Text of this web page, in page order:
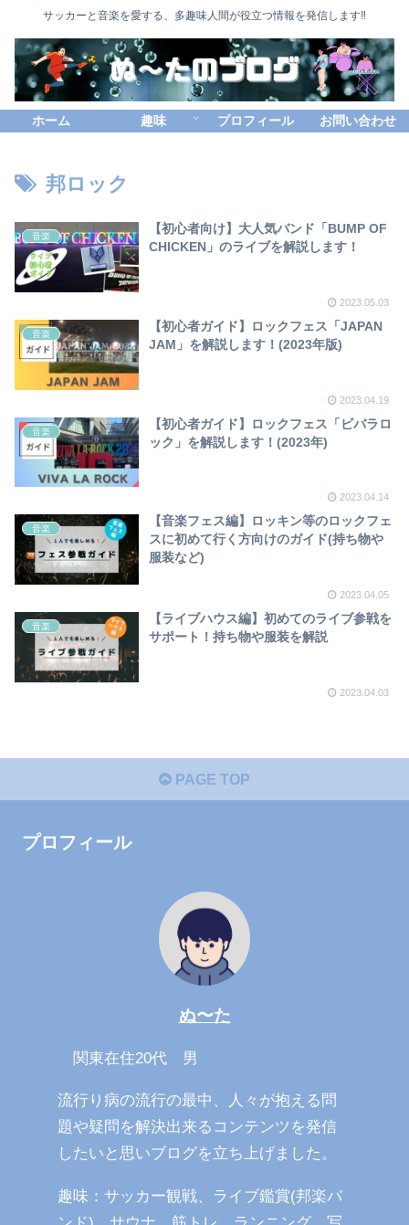
サッカーと音楽を愛する、多趣味人間が役立つ情報を発信します‼
ホーム 趣味 プロフィール お問い合わせ
邦ロック
音楽
【初心者向け】大人気バンド「BUMP OF
CHICKEN」のライブを解説します！
2023.05.03
音楽
【初心者ガイド】ロックフェス「JAPAN
JAM」を解説します！(2023年版)
2023.04.19
音楽
【初心者ガイド】ロックフェス「ビバラロ
ック」を解説します！(2023年)
2023.04.14
音楽
【音楽フェス編】ロッキン等のロックフェ
スに初めて行く方向けのガイド(持ち物や
服装など)
2023.04.05
音楽
【ライブハウス編】初めてのライブ参戦を
サポート！持ち物や服装を解説
2023.04.03
PAGE TOP
プロフィール
ぬ〜た
関東在住20代 男
流行り病の流行の最中、人々が抱える問
題や疑問を解決出来るコンテンツを発信
したいと思いブログを立ち上げました。
趣味：サッカー観戦、ライブ鑑賞(邦楽バ